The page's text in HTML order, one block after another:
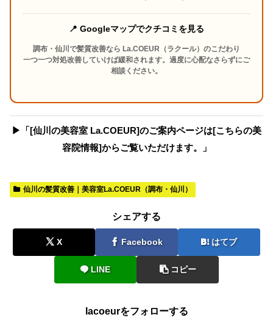
📍 Googleマップでクチコミを見る
調布・仙川で髪質改善なら La.COEUR（ラクール）のこだわり
一つ一つ対処改善していけば緩和されます。過度に心配なさらずにご
相談ください。
▶︎「[仙川の美容室 La.COEUR]のご案内ページは[こちらの美
容院情報]からご覧いただけます。」
仙川の髪質改善｜美容室La.COEUR（調布・仙川）
シェアする
X Facebook はてブ
LINE コピー
lacoeurをフォローする